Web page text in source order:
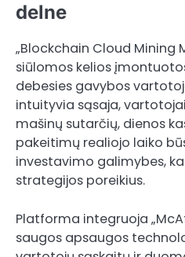
delne
„Blockchain Cloud Mining
siūlomos kelios
debesies gavybos
intuityvia sąsaja,
mašinų sutarčių, dienos
pakeitimų realiojo laiko
investavimo galimybes,
strategijos poreikius.
Platforma integruoja
saugos apsaugos